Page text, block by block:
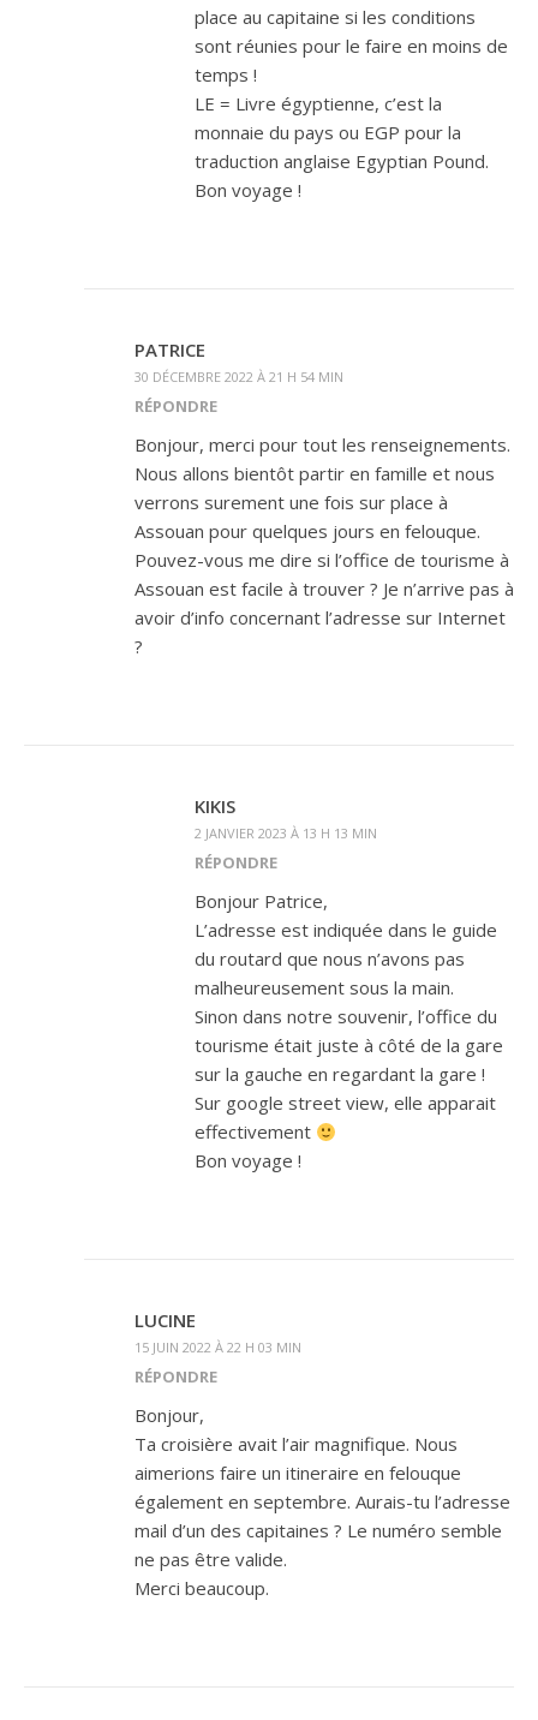
place au capitaine si les conditions
sont réunies pour le faire en moins de
temps !
LE = Livre égyptienne, c’est la
monnaie du pays ou EGP pour la
traduction anglaise Egyptian Pound.
Bon voyage !
PATRICE
30 DÉCEMBRE 2022 À 21 H 54 MIN
RÉPONDRE
Bonjour, merci pour tout les renseignements.
Nous allons bientôt partir en famille et nous
verrons surement une fois sur place à
Assouan pour quelques jours en felouque.
Pouvez-vous me dire si l’office de tourisme à
Assouan est facile à trouver ? Je n’arrive pas à
avoir d’info concernant l’adresse sur Internet
?
KIKIS
2 JANVIER 2023 À 13 H 13 MIN
RÉPONDRE
Bonjour Patrice,
L’adresse est indiquée dans le guide
du routard que nous n’avons pas
malheureusement sous la main.
Sinon dans notre souvenir, l’office du
tourisme était juste à côté de la gare
sur la gauche en regardant la gare !
Sur google street view, elle apparait
effectivement
Bon voyage !
LUCINE
15 JUIN 2022 À 22 H 03 MIN
RÉPONDRE
Bonjour,
Ta croisière avait l’air magnifique. Nous
aimerions faire un itineraire en felouque
également en septembre. Aurais-tu l’adresse
mail d’un des capitaines ? Le numéro semble
ne pas être valide.
Merci beaucoup.